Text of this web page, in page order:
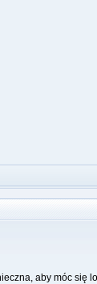
aby móc się